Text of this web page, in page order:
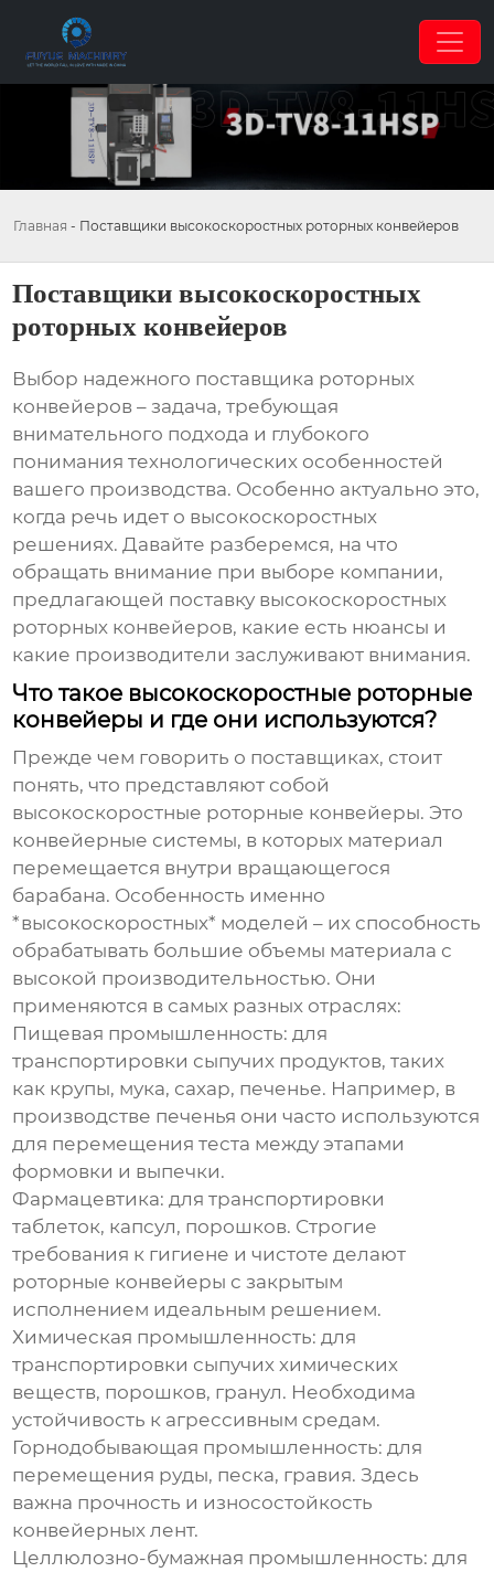
Главная - Поставщики высокоскоростных роторных конвейеров
Поставщики высокоскоростных
роторных конвейеров
Выбор надежного поставщика роторных
конвейеров – задача, требующая
внимательного подхода и глубокого
понимания технологических особенностей
вашего производства. Особенно актуально это,
когда речь идет о высокоскоростных
решениях. Давайте разберемся, на что
обращать внимание при выборе компании,
предлагающей поставку высокоскоростных
роторных конвейеров, какие есть нюансы и
какие производители заслуживают внимания.
Что такое высокоскоростные роторные
конвейеры и где они используются?
Прежде чем говорить о поставщиках, стоит
понять, что представляют собой
высокоскоростные роторные конвейеры. Это
конвейерные системы, в которых материал
перемещается внутри вращающегося
барабана. Особенность именно
*высокоскоростных* моделей – их способность
обрабатывать большие объемы материала с
высокой производительностью. Они
применяются в самых разных отраслях:
Пищевая промышленность: для
транспортировки сыпучих продуктов, таких
как крупы, мука, сахар, печенье. Например, в
производстве печенья они часто используются
для перемещения теста между этапами
формовки и выпечки.
Фармацевтика: для транспортировки
таблеток, капсул, порошков. Строгие
требования к гигиене и чистоте делают
роторные конвейеры с закрытым
исполнением идеальным решением.
Химическая промышленность: для
транспортировки сыпучих химических
веществ, порошков, гранул. Необходима
устойчивость к агрессивным средам.
Горнодобывающая промышленность: для
перемещения руды, песка, гравия. Здесь
важна прочность и износостойкость
конвейерных лент.
Целлюлозно-бумажная промышленность: для